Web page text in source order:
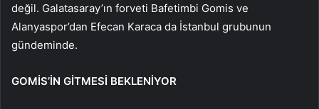
değil. Galatasaray’ın forveti Bafetimbi Gomis ve
Alanyaspor’dan Efecan Karaca da İstanbul grubunun
gündeminde.
GOMİS’İN GİTMESİ BEKLENİYOR